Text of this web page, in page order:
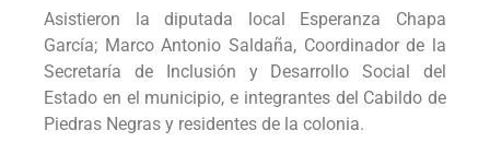
Asistieron la diputada local Esperanza Chapa
García; Marco Antonio Saldaña, Coordinador de la
Secretaría de Inclusión y Desarrollo Social del
Estado en el municipio, e integrantes del Cabildo de
Piedras Negras y residentes de la colonia.